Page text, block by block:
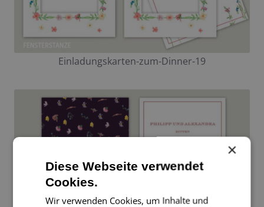
Einladungskarten-zum-Dinner-19
×
Diese Webseite verwendet
Cookies.
Wir verwenden Cookies, um Inhalte und